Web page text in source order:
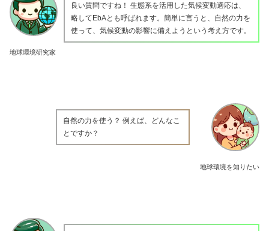
地球環境研究家
良い質問ですね！ 生態系を活用した気候変動適応は、
略してEbAとも呼ばれます。簡単に言うと、自然の力を
使って、気候変動の影響に備えようという考え方です。
地球環境を知りたい
自然の力を使う？ 例えば、どんなこ
とですか？